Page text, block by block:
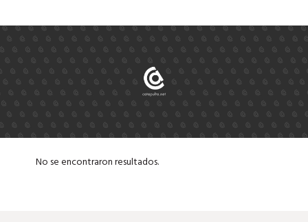
No se encontraron resultados.